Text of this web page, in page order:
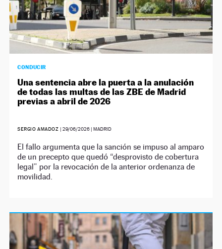
CONDUCIR
Una sentencia abre la puerta a la anulación
de todas las multas de las ZBE de Madrid
previas a abril de 2026
SERGIO AMADOZ |29/06/2026 | MADRID
El fallo argumenta que la sanción se impuso al amparo
de un precepto que quedó “desprovisto de cobertura
legal” por la revocación de la anterior ordenanza de
movilidad.